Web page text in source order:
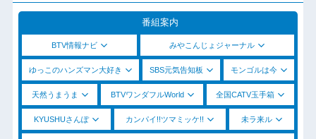
番組案内
BTV情報ナビ みやこんじょジャーナル
ゆっこのハンズマン大好き SBS元気告知板 モンゴルは今
天然うまうま BTVワンダフルWorld 全国CATV玉手箱
KYUSHUさんぽ カンパイ!!ツマミッケ!! 未ラ来ル